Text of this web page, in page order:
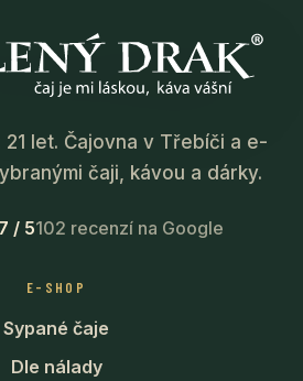
21 let. Čajovna v Třebíči a e-
čaji, kávou a dárky.
/ 5102 recenzí na Google
E-SHOP
Sypané čaje
Dle nálady